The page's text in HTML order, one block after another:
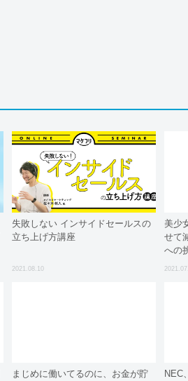
失敗しない インサイドセールスの
立ち上げ方講座
2021.08.10
美少
せて
への
まじめに働いてるのに、お金が貯
NEC